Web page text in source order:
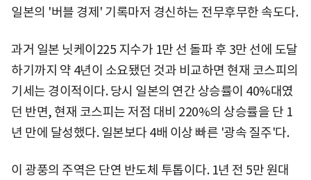
일본의 '버블 경제' 기록마저 경신하는 전무후무한 속도다.
과거 일본 닛케이225 지수가 1만 선 돌파 후 3만 선에 도달
하기까지 약 4년이 소요됐던 것과 비교하면 현재 코스피의
기세는 경이적이다. 당시 일본의 연간 상승률이 40%대였
던 반면, 현재 코스피는 저점 대비 220%의 상승률을 단 1
년 만에 달성했다. 일본보다 4배 이상 빠른 '광속 질주'다.
이 광풍의 주역은 단연 반도체 투톱이다. 1년 전 5만 원대